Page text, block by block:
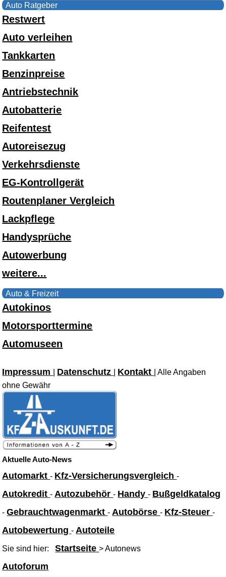
Auto Ratgeber
Restwert
Auto verleihen
Tankkarten
Benzinpreise
Antriebstechnik
Autobatterie
Reifentest
Autoreisezug
Verkehrsdienste
EG-Kontrollgerät
Routenplaner Vergleich
Lackpflege
Handysprüche
Autowerbung
weitere...
Auto & Freizeit
Autokinos
Motorsporttermine
Automuseen
Impressum Datenschutz Kontakt
| Alle Angaben
ohne Gewähr
Aktuelle Auto-News
Automarkt- Kfz-Versicherungsvergleich-
Autokredit- Autozubehör- Handy- Bußgeldkatalog
-Gebrauchtwagenmarkt- Autobörse- Kfz-Steuer-
Autobewertung- Autoteile
Sie sind hier:Startseite> Autonews
Autoforum